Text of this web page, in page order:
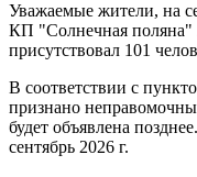
Уважаемые жители, на
КП "Солнечная поляна"
присутствовал 101
В соответствии с
признано
будет объявлена
сентябрь 2026 г.